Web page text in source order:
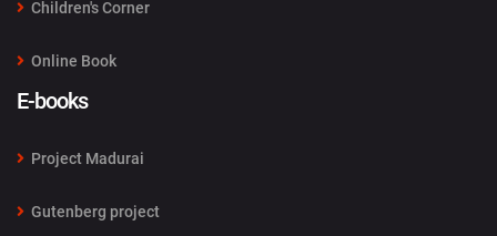
Children's Corner
Online Book
E-books
Project Madurai
Gutenberg project